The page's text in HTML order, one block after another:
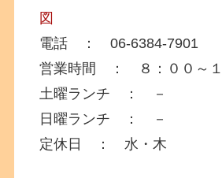
図
電話 ： 06-6384-7901
営業時間 ： ８：００～１
土曜ランチ ： －
日曜ランチ ： －
定休日 ： 水・木